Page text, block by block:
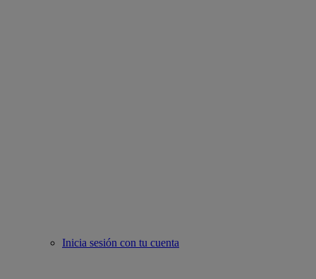
Inicia sesión con tu cuenta